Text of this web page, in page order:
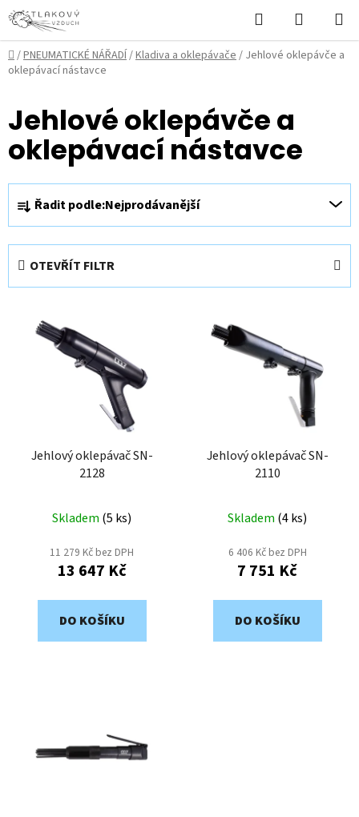
Přejít
na
obsah
Hledat
KOŠÍK
Domů
/PNEUMATICKÉ NÁŘADÍ/Kladiva a oklepávače/ Jehlové oklepávče a
oklepávací nástavce
Jehlové oklepávče a
oklepávací nástavce
Ř
a
z
e
n
í
Řadit podle:Nejprodávanější
OTEVŘÍT FILTR
Jehlový oklepávač SN-
2128
Skladem (5 ks)
11 279 Kč bez DPH
13 647 Kč
DO KOŠÍKU
Jehlový oklepávač SN-
2110
Skladem (4 ks)
6 406 Kč bez DPH
7 751 Kč
DO KOŠÍKU